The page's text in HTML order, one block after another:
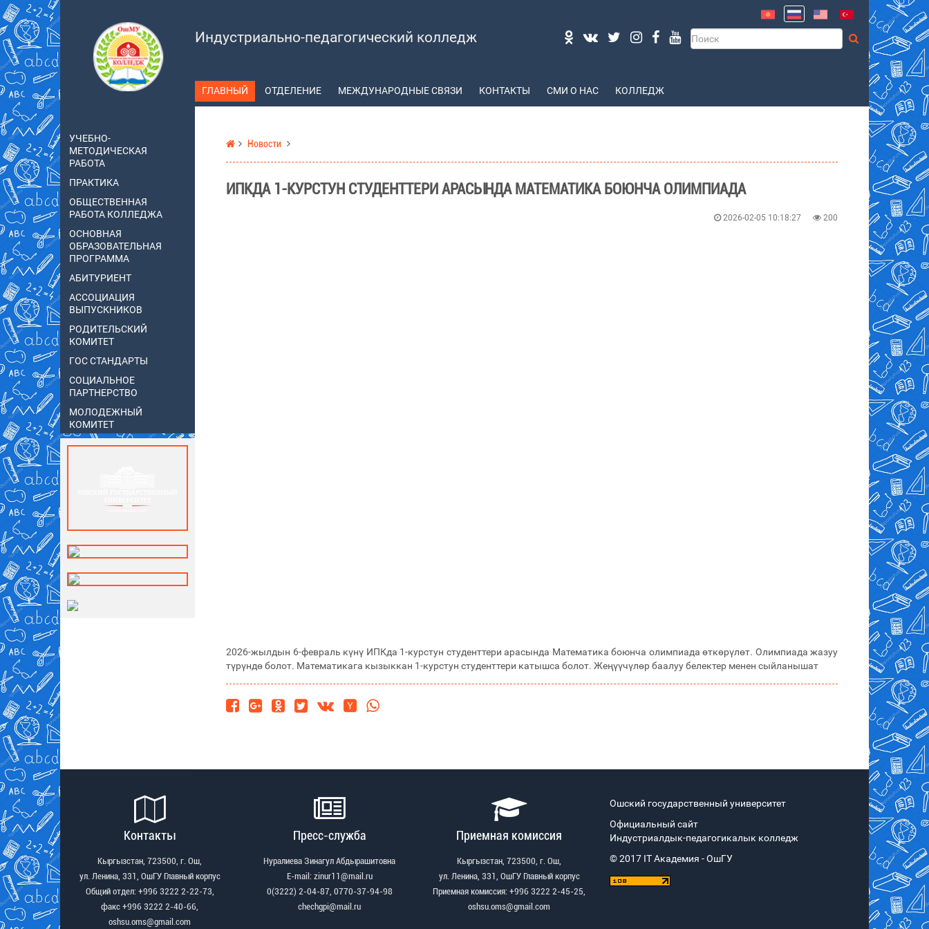
Индустриально-педагогический колледж
ГЛАВНЫЙ ОТДЕЛЕНИЕ МЕЖДУНАРОДНЫЕ СВЯЗИ КОНТАКТЫ СМИ О НАС КОЛЛЕДЖ
УЧЕБНО-
МЕТОДИЧЕСКАЯ
РАБОТА
ПРАКТИКА
ОБЩЕСТВЕННАЯ
РАБОТА КОЛЛЕДЖА
ОСНОВНАЯ
ОБРАЗОВАТЕЛЬНАЯ
ПРОГРАММА
АБИТУРИЕНТ
АССОЦИАЦИЯ
ВЫПУСКНИКОВ
РОДИТЕЛЬСКИЙ
КОМИТЕТ
ГОС СТАНДАРТЫ
СОЦИАЛЬНОЕ
ПАРТНЕРСТВО
МОЛОДЕЖНЫЙ
КОМИТЕТ
Новости
ИПКДА 1-КУРСТУН СТУДЕНТТЕРИ АРАСЫНДА МАТЕМАТИКА БОЮНЧА ОЛИМПИАДА
2026-02-05 10:18:27 200
2026-жылдын 6-февраль күнү ИПКда 1-курстун студенттери арасында Математика боюнча олимпиада өткөрүлөт. Олимпиада жазуу
түрүндө болот. Математикага кызыккан 1-курстун студенттери катышса болот. Жеңүүчүлөр баалуу белектер менен сыйланышат
Контакты
Кыргызстан, 723500, г. Ош,
ул. Ленина, 331, ОшГУ Главный корпус
Общий отдел: +996 3222 2-22-73,
факс +996 3222 2-40-66,
oshsu.oms@gmail.com
Пресс-служба
Нуралиева Зинагул Абдырашитовна
Е-mail: zinur11@mail.ru
0(3222) 2-04-87, 0770-37-94-98
chechgpi@mail.ru
Приемная комиссия
Кыргызстан, 723500, г. Ош,
ул. Ленина, 331, ОшГУ Главный корпус
Приемная комиссия: +996 3222 2-45-25,
oshsu.oms@gmail.com
Ошский государственный университет
Официальный сайт
Индустриалдык-педагогикалык колледж
© 2017 IT Академия - OшГУ